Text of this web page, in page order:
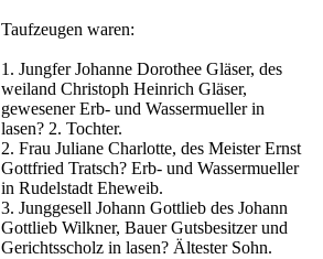
Taufzeugen waren:
1. Jungfer Johanne Dorothee Gläser, des
weiland Christoph Heinrich Gläser,
gewesener Erb- und Wassermueller in
lasen? 2. Tochter.
2. Frau Juliane Charlotte, des Meister Ernst
Gottfried Tratsch? Erb- und Wassermueller
in Rudelstadt Eheweib.
3. Junggesell Johann Gottlieb des Johann
Gottlieb Wilkner, Bauer Gutsbesitzer und
Gerichtsscholz in lasen? Ältester Sohn.